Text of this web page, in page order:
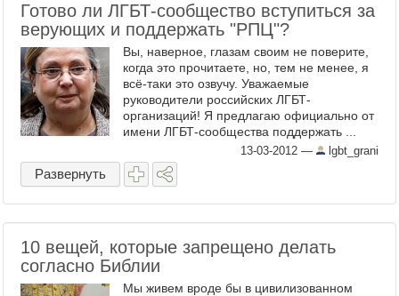
Готово ли ЛГБТ-сообщество вступиться за
верующих и поддержать "РПЦ"?
Вы, наверное, глазам своим не поверите,
когда это прочитаете, но, тем не менее, я
всё-таки это озвучу. Уважаемые
руководители российских ЛГБТ-
организаций! Я предлагаю официально от
имени ЛГБТ-сообщества поддержать ...
ЦРО "Русская православная ...
13-03-2012 — lgbt_grani
Развернуть
10 вещей, которые запрещено делать
согласно Библии
Мы живем вроде бы в цивилизованном